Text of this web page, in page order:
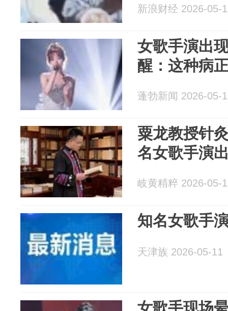
新浪财经 2026-05-
女歌手演出
醒：这种病
蓬勃新闻 2026-05-
粟龙教授针
名女歌手演
岐黄精粹 2026-05-
知名女歌手
天津族 2026-05-11